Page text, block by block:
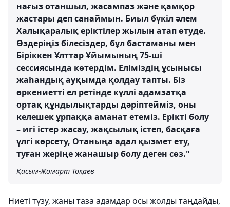
нағыз отаншыл, жасампаз және қамқор
жастары деп санаймын. Биыл бүкіл әлем
Халықаралық еріктілер жылын атап өтуде.
Өздеріңіз білесіздер, бұл бастаманы мен
Біріккен Ұлттар Ұйымының 75-ші
сессиясында көтердім. Еліміздің ұсынысы
жаһандық ауқымда қолдау тапты. Біз
өркениетті ел ретінде күллі адамзатқа
ортақ құндылықтарды дәріптейміз, оны
келешек ұрпаққа аманат етеміз. Ерікті болу
– игі істер жасау, жақсылық істеп, басқаға
үлгі көрсету, Отаныңа адал қызмет ету,
туған жеріңе жанашыр болу деген сөз."
Қасым-Жомарт Тоқаев
Ниеті түзу, жаны таза адамдар осы жолды таңдайды,